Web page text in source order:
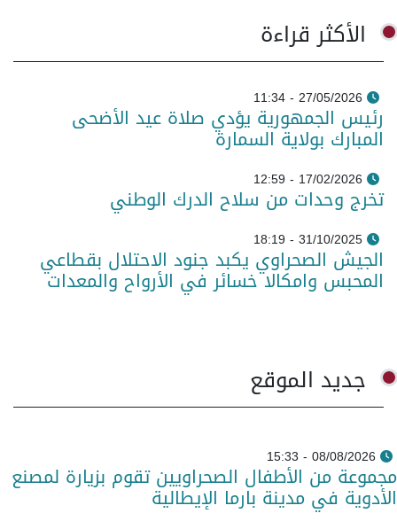
الأكثر قراءة
27/05/2026 - 11:34
رئيس الجمهورية يؤدي صلاة عيد الأضحى
المبارك بولاية السمارة
17/02/2026 - 12:59
تخرج وحدات من سلاح الدرك الوطني
31/10/2025 - 18:19
الجيش الصحراوي يكبد جنود الاحتلال بقطاعي
المحبس وامكالا خسائر في الأرواح والمعدات
جديد الموقع
08/08/2026 - 15:33
مجموعة من الأطفال الصحراويين تقوم بزيارة لمصنع
الأدوية في مدينة بارما الإيطالية